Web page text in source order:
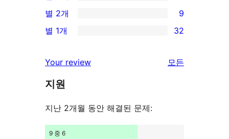
후
기
점
후
10/3-
별
점
기
9/2-
별
후
기
별 2개 9
32/1-
점
후
별 1개 32
Your review
모든
지원
지난 2개월 동안 해결된 문제:
9 중 6